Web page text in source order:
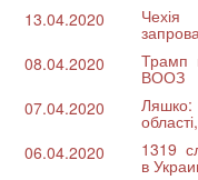
13.04.2020
08.04.2020
Трамп
ВООЗ
07.04.2020
Ляшко:
06.04.2020
1319
в